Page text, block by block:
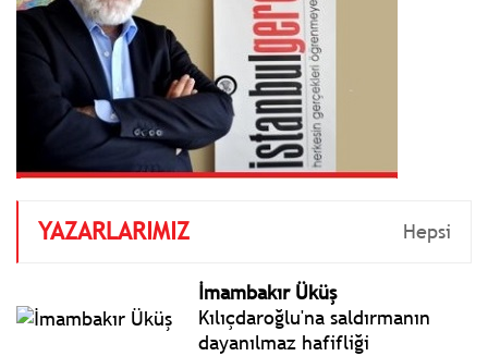
YAZARLARIMIZ Hepsi
İmambakır Üküş
Kılıçdaroğlu'na saldırmanın
dayanılmaz hafifliği